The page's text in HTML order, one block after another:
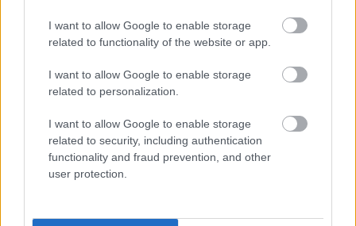
I want to allow Google to enable storage
related to functionality of the website or app.
I want to allow Google to enable storage
related to personalization.
I want to allow Google to enable storage
related to security, including authentication
functionality and fraud prevention, and other
user protection.
Re: Toto je najväčší mýtus pri ošetrení dreva a môže vás
vyjsť draho. Ako ho ochrániť pred hnitím a škodcami?
clovek by cakal ze vysusene drahe drevo bolo predtym naparovane aby
sa zbavilo zarodkov skodcov...